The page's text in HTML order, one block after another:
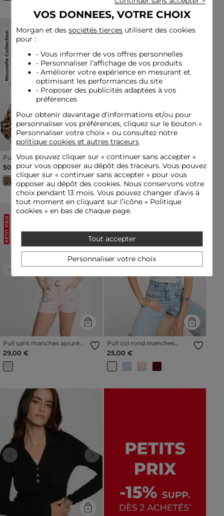
Nouvelle Collection
Previous Next
Pull col rond imprimé
léopard multicolore femme
50,00 €
Previous
Pull manches courtes rayé
ivoire femme
19,00 €
PETIT PRIX
Previous
Pull sans manches ajouré
ivoire femme
29,00 €
Nouvelle Collection
Pull col rond manches
courtes ivoire femme
25,00 €
Previous Next
VOS DONNEES, VOTRE CHOIX
Morgan et dessociétés tierces utilisent des cookies
pour :
- Vous informer de vos offres personnelles
- Personnaliser l’affichage de vos produits
- Améliorer votre expérience en mesurant et
optimisant les performances du site
- Proposer des publicités adaptées à vos
préférences
Pour obtenir davantage d'informations et/ou pour
personnaliser vos préférences, cliquez sur le bouton «
Personnaliser votre choix » ou consultez notre
politique cookies et autres traceurs
Vous pouvez cliquer sur « continuer sans accepter»
pour vous opposer au dépôt des traceurs. Vous pouvez
cliquer sur « continuer sans accepter » pour vous
opposer au dépôt des cookies. Nous conservons votre
choix pendant 13 mois. Vous pouvez changer d’avis à
tout moment en cliquant sur l’icône « Politique
cookies » en bas de chaque page.
Tout accepter
Personnaliser votre choix